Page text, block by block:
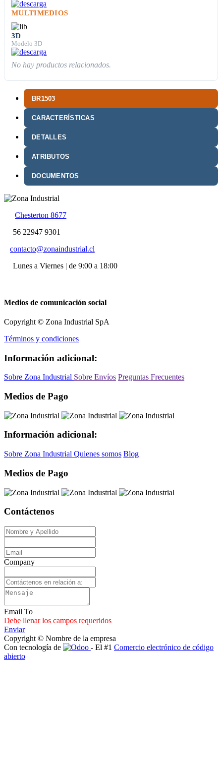
BR1503
CARACTERÍSTICAS
DETALLES
ATRIBUTOS
DOCUMENTOS
MULTIMEDIOS
3D
Modelo 3D
No hay productos relacionados.
Chesterton 8677
56 22947 9301
contacto@zonaindustrial.cl
Lunes a Viernes | de 9:00 a 18:00
Medios de comunicación social
Copyright © Zona Industrial SpA
Términos y condiciones
Información adicional:
Sobre Zona Industrial Sobre Envíos Preguntas Frecuentes
Medios de Pago
Información adicional:
Sobre Zona Industrial Quienes somos Blog
Medios de Pago
Contáctenos
Company
Email To
Debe llenar los campos requeridos
Enviar
Copyright © Nombre de la empresa
Con tecnología de
- El #1 Comercio electrónico de código
abierto